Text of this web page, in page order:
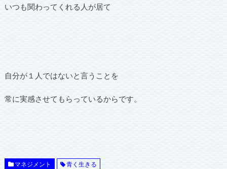
いつも関わってくれる人が居て
自分が１人ではないと言うことを
常に実感させてもらっているからです。
マネジメント 青く生きる